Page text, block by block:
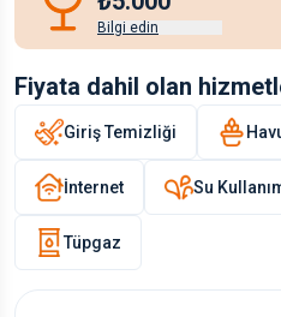
Bilgi edin
Fiyata dahil olan
Giriş Temizliği
İnternet Su
Tüpgaz